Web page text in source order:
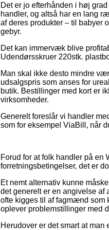
Det er jo efterhånden i høj
handler, og altså har en lang
af deres produkter – til babyer
gebyr.
Det kan immervæk blive
Udendørsskruer 220stk.
Man skal ikke desto mindre
udsalgspris som anses for
butik. Bestillinger med kort er
virksomheder.
Generelt foreslår vi handler
som for eksempel ViaBill, når
Forud for at folk handler på en
forretningsbetingelser, det er
Et nemt alternativ kunne
det generelt er en angivelse af
ofte kigges til af fagmænd som
oplever problemstillinger med
Herudover er det smart at